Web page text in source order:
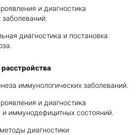
и диагностика
заболеваний.
диагностика и постановка
иммунологических заболеваний.
и диагностика
иммунодефицитных состояний.
диагностики